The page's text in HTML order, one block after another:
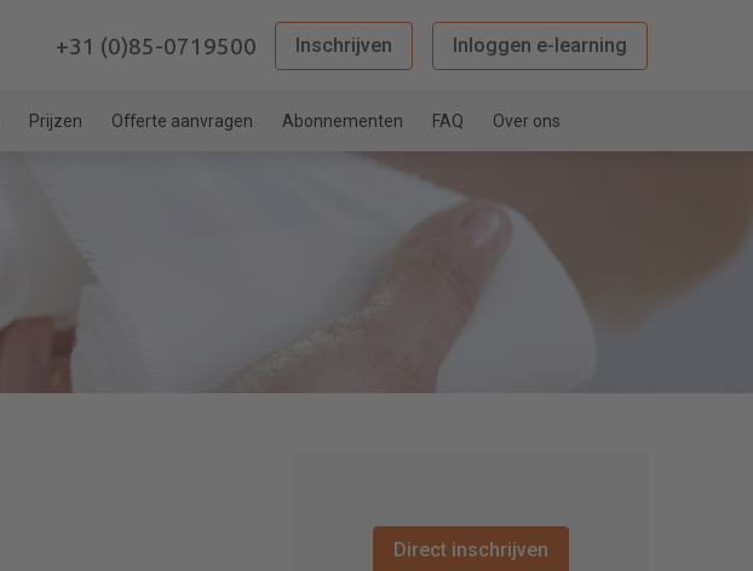
+31 (0)85-0719500 Inschrijven Inloggen e-learning
Prijzen Offerte aanvragen Abonnementen FAQ Over ons
Direct inschrijven